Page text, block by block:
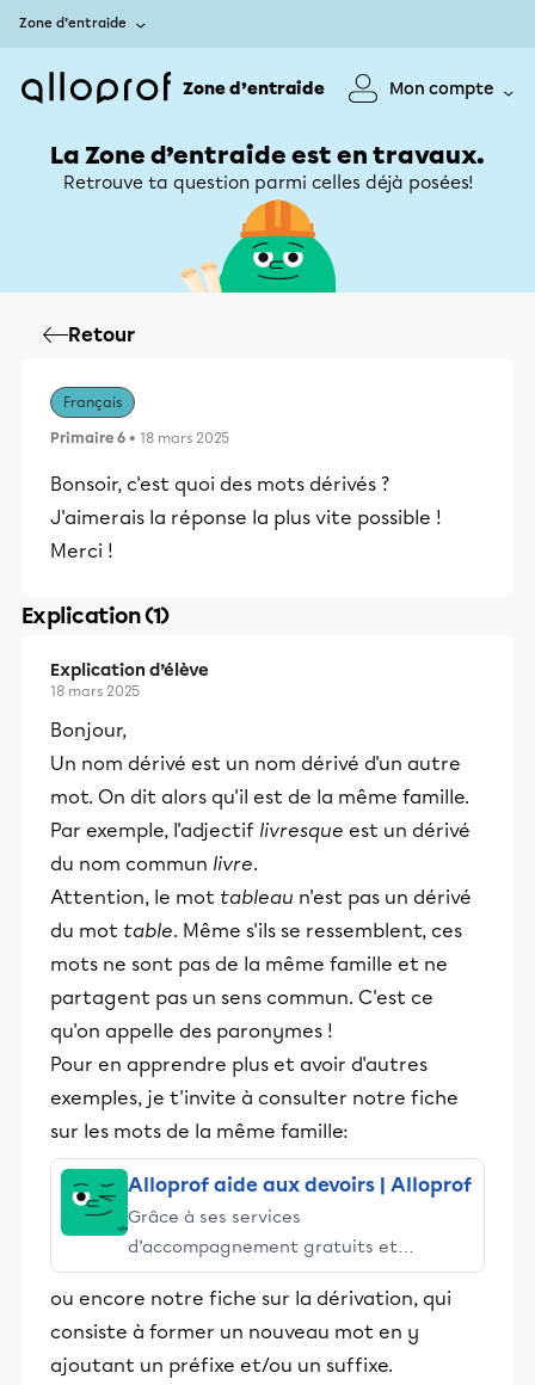
Zone d’entraide
Zone d’entraide Mon compte
La Zone d’entraide est en travaux.
Retrouve ta question parmi celles déjà posées!
Retour
Français
Primaire 6 • 18 mars 2025
Bonsoir, c'est quoi des mots dérivés ?
J'aimerais la réponse la plus vite possible !
Merci !
Explication (1)
Explication d’élève
18 mars 2025
Bonjour,
Un nom dérivé est un nom dérivé d'un autre
mot. On dit alors qu'il est de la même famille.
Par exemple, l'adjectif livresque est un dérivé
du nom commun livre.
Attention, le mot tableau n'est pas un dérivé
du mot table. Même s'ils se ressemblent, ces
mots ne sont pas de la même famille et ne
partagent pas un sens commun. C'est ce
qu'on appelle des paronymes !
Pour en apprendre plus et avoir d'autres
exemples, je t'invite à consulter notre fiche
sur les mots de la même famille:
Alloprof aide aux devoirs | Alloprof
Grâce à ses services
d’accompagnement gratuits et
stimulants, Alloprof engage les élèves
et leurs parents dans la réussite
éducative.
ou encore notre fiche sur la dérivation, qui
consiste à former un nouveau mot en y
ajoutant un préfixe et/ou un suffixe.